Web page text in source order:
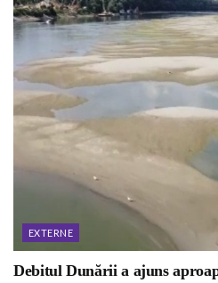
EXTERNE
Debitul Dunării a ajuns